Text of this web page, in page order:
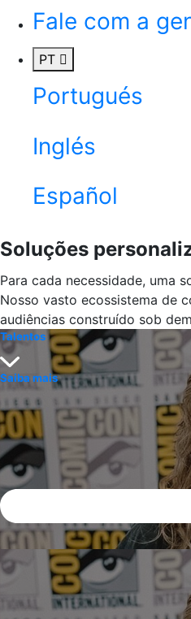
Fale com a
PT
Portugués
Inglés
Español
Soluções
Para cada necessidade, uma
Nosso vasto ecossistema de
audiências construído sob
Talentos
Saiba mais